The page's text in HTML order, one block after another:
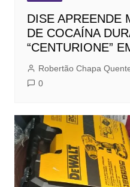
DISE APREENDE
DE COCAÍNA
“CENTURIONE”
Robertão Chapa
0